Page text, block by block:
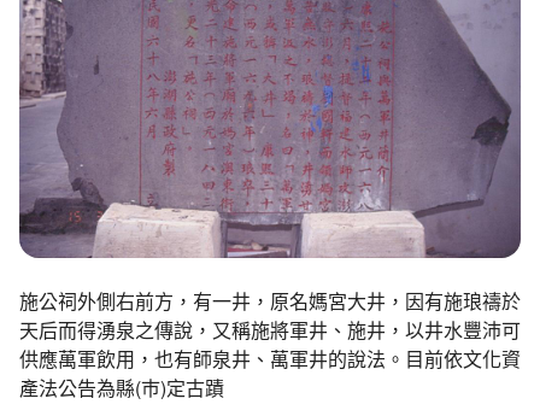
臉書粉絲團
首長信箱 English
日本語 Tiếng Việt
ไทย Bahasa indonesia
施公祠外側右前方，有一井，原名媽宮大井，因有施琅禱於
天后而得湧泉之傳說，又稱施將軍井、施井，以井水豐沛可
供應萬軍飲用，也有師泉井、萬軍井的說法。目前依文化資
產法公告為縣(巿)定古蹟